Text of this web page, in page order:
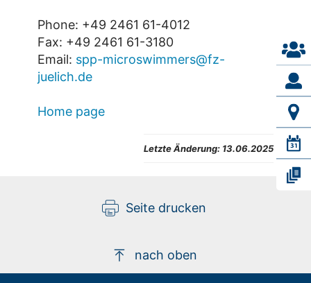
Phone: +49 2461 61-4012
Fax: +49 2461 61-3180
Email: spp-microswimmers@fz-
juelich.de
Home page
Letzte Änderung: 13.06.2025
Seite drucken
nach oben